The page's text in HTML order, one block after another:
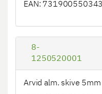
EAN:
8-
1250520001
Arvid alm. skive